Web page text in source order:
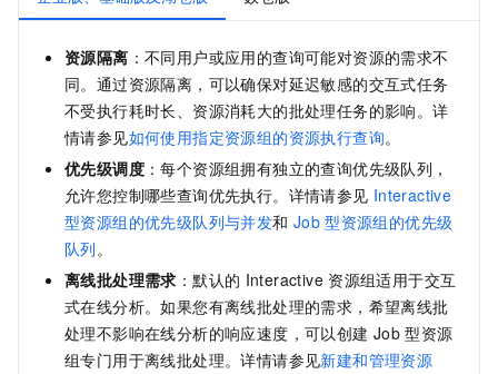
资源隔离 ：不同用户或应用的查询可能对资源的需求不
同。通过资源隔离，可以确保对延迟敏感的交互式任务
不受执行耗时长、资源消耗大的批处理任务的影响。详
情请参见如何使用指定资源组的资源执行查询。
优先级调度 ：每个资源组拥有独立的查询优先级队列，
允许您控制哪些查询优先执行。详情请参见 Interactive
型资源组的优先级队列与并发和 Job 型资源组的优先级
队列。
离线批处理需求 ：默认的 Interactive 资源组适用于交互
式在线分析。如果您有离线批处理的需求，希望离线批
处理不影响在线分析的响应速度，可以创建 Job 型资源
组专门用于离线批处理。详情请参见新建和管理资源